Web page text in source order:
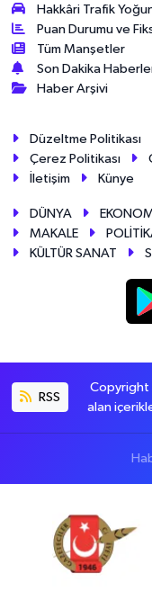
Hakkâri Trafik
Puan Durumu ve
Tüm Manşetler
Son Dakika
Haber Arşivi
Düzeltme Politikası
Çerez Politikası
İletişim
Künye
DÜNYA
MAKALE
KÜLTÜR SANAT
RSS
Copyright
alan